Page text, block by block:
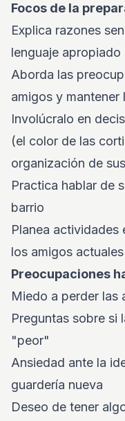
Focos de la
Explica razones
lenguaje apropiado
Aborda las
amigos y mantener
Involúcralo en
(el color de las
organización de
Practica hablar de
barrio
Planea actividades
los amigos actuales
Preocupaciones
Miedo a perder las
Preguntas sobre si
"peor"
Ansiedad ante la
guardería nueva
Deseo de tener